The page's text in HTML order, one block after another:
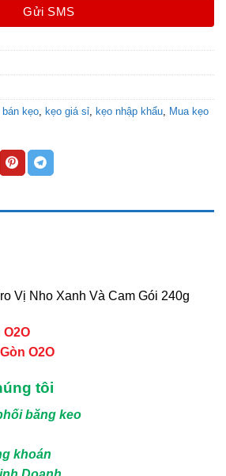
Gửi SMS
kẹo, kẹo giá sỉ, kẹo nhập khẩu, Mua kẹo
Vị Nho Xanh Và Cam Gói 240g
O2O
O2O
tôi
băng keo
khoán